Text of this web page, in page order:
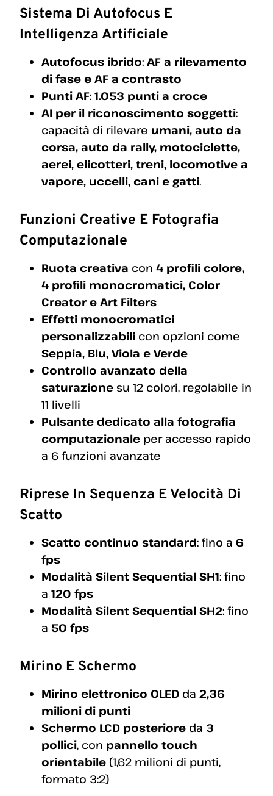
Sistema Di Autofocus E
Intelligenza Artificiale
Autofocus ibrido: AF a rilevamento
di fase e AF a contrasto
Punti AF: 1.053 punti a croce
AI per il riconoscimento soggetti:
capacità di rilevare umani, auto da
corsa, auto da rally, motociclette,
aerei, elicotteri, treni, locomotive a
vapore, uccelli, cani e gatti.
Funzioni Creative E Fotografia
Computazionale
Ruota creativa con 4 profili colore,
4 profili monocromatici, Color
Creator e Art Filters
Effetti monocromatici
personalizzabili con opzioni come
Seppia, Blu, Viola e Verde
Controllo avanzato della
saturazione su 12 colori, regolabile in
11 livelli
Pulsante dedicato alla fotografia
computazionale per accesso rapido
a 6 funzioni avanzate
Riprese In Sequenza E Velocità Di
Scatto
Scatto continuo standard: fino a 6
fps
Modalità Silent Sequential SH1: fino
a 120 fps
Modalità Silent Sequential SH2: fino
a 50 fps
Mirino E Schermo
Mirino elettronico OLED da 2,36
milioni di punti
Schermo LCD posteriore da 3
pollici, con pannello touch
orientabile (1,62 milioni di punti,
formato 3:2)